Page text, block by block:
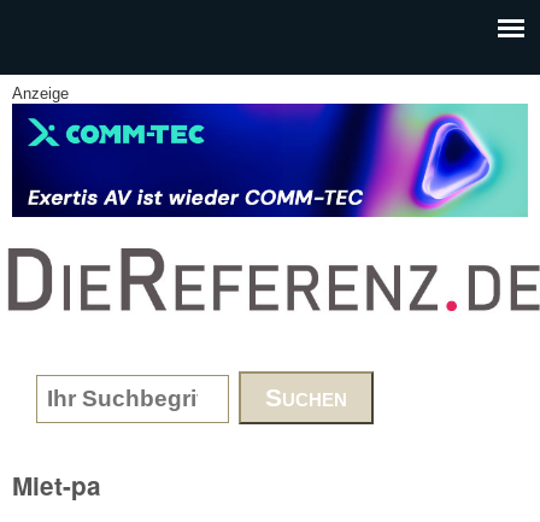
Anzeige
www.DieReferenz.de
Search form
Miet-pa